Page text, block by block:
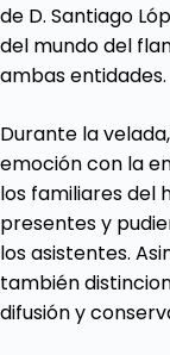
de D. Santiago
del mundo del
ambas entidades.
Durante la
emoción con la
los familiares del
presentes y
los asistentes.
también
difusión y